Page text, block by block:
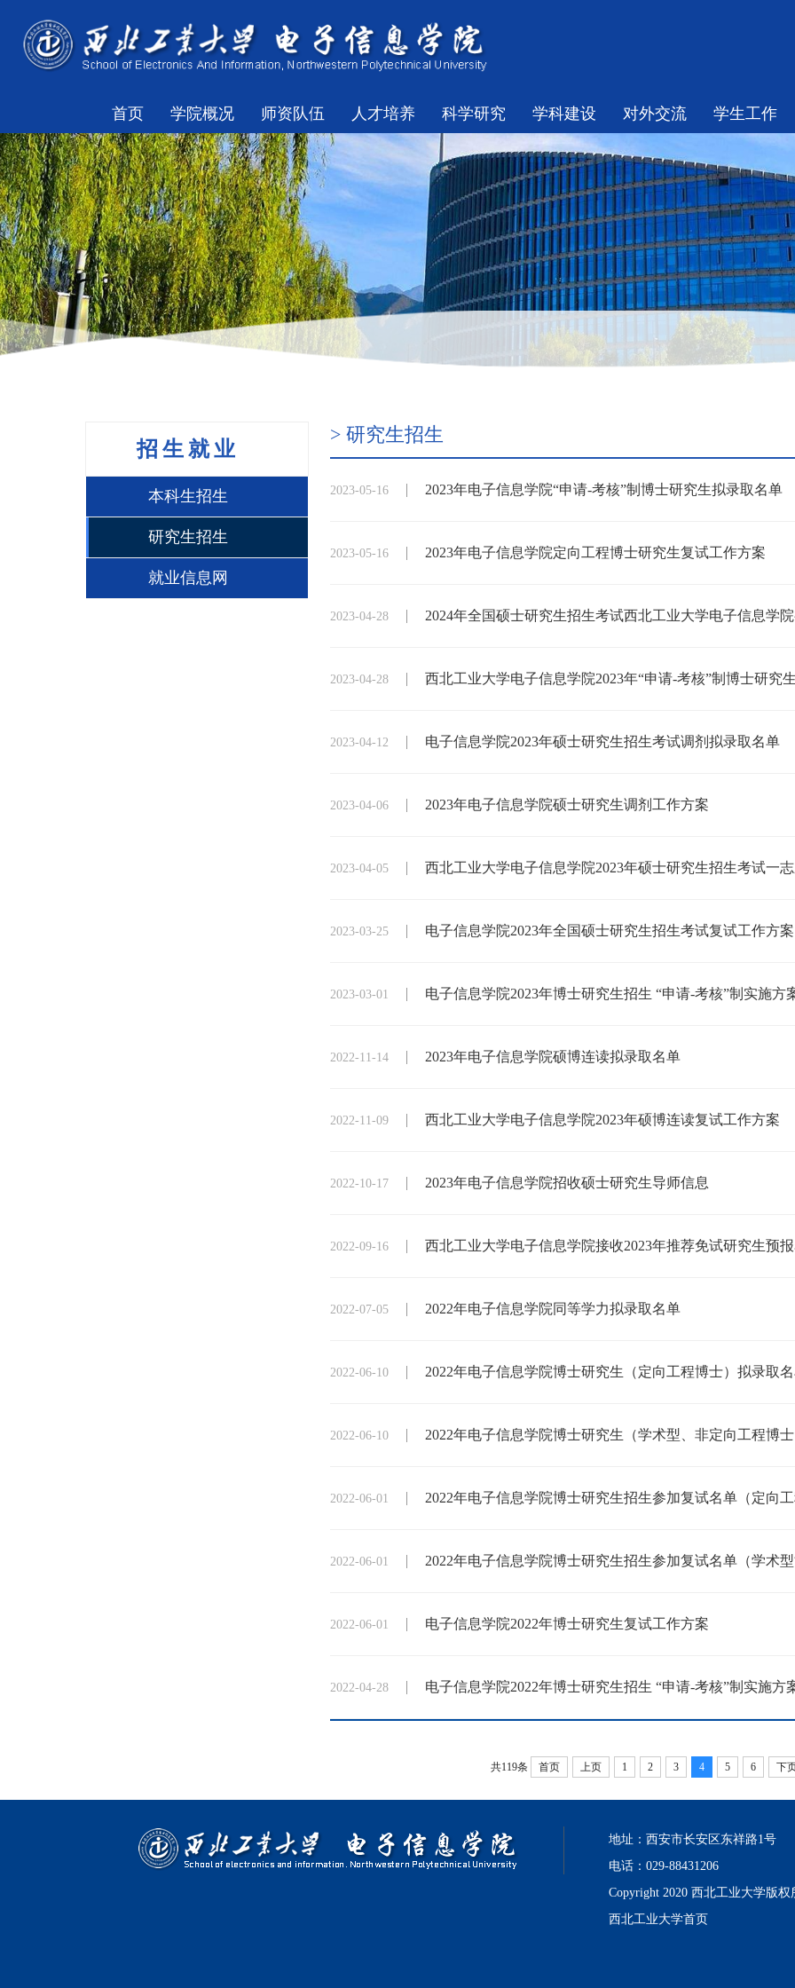
首页 学院概况 师资队伍 人才培养 科学研究 学科建设 对外交流 学生工作
招生就业
本科生招生
研究生招生
就业信息网
> 研究生招生
2023-05-16 2023年电子信息学院“申请-考核”制博士研究生拟录取名单
2023-05-16 2023年电子信息学院定向工程博士研究生复试工作方案
2023-04-28 2024年全国硕士研究生招生考试西北工业大学电子信息学
2023-04-28 西北工业大学电子信息学院2023年“申请-考核”制博士研究
2023-04-12 电子信息学院2023年硕士研究生招生考试调剂拟录取名单
2023-04-06 2023年电子信息学院硕士研究生调剂工作方案
2023-04-05 西北工业大学电子信息学院2023年硕士研究生招生考试一
2023-03-25 电子信息学院2023年全国硕士研究生招生考试复试工作方案
2023-03-01 电子信息学院2023年博士研究生招生 “申请-考核”制实施方
2022-11-14 2023年电子信息学院硕博连读拟录取名单
2022-11-09 西北工业大学电子信息学院2023年硕博连读复试工作方案
2022-10-17 2023年电子信息学院招收硕士研究生导师信息
2022-09-16 西北工业大学电子信息学院接收2023年推荐免试研究生预
2022-07-05 2022年电子信息学院同等学力拟录取名单
2022-06-10 2022年电子信息学院博士研究生（定向工程博士）拟录取
2022-06-10 2022年电子信息学院博士研究生（学术型、非定向工程博
2022-06-01 2022年电子信息学院博士研究生招生参加复试名单（定向工
2022-06-01 2022年电子信息学院博士研究生招生参加复试名单（学术
2022-06-01 电子信息学院2022年博士研究生复试工作方案
2022-04-28 电子信息学院2022年博士研究生招生 “申请-考核”制实施方
共119条 首页 上页 1 2 3 4 5 6 下
地址：西安市长安区东祥路1号
电话：029-88431206
Copyright 2020 西北工业大学版权
西北工业大学首页